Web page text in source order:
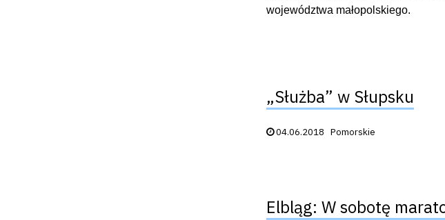
województwa małopolskiego.
„Służba” w Słupsku
Data publikacji:
04.06.2018 Pomorskie
Elbląg: W sobotę